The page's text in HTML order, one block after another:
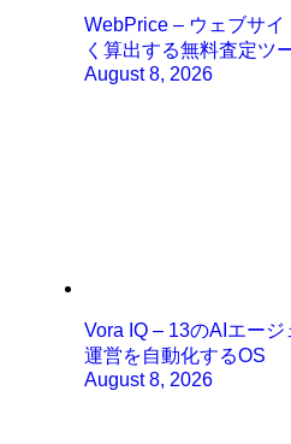
WebPrice – ウェブサ
く算出する無料査定ツ
August 8, 2026
Vora IQ – 13のAIエー
運営を自動化するOS
August 8, 2026